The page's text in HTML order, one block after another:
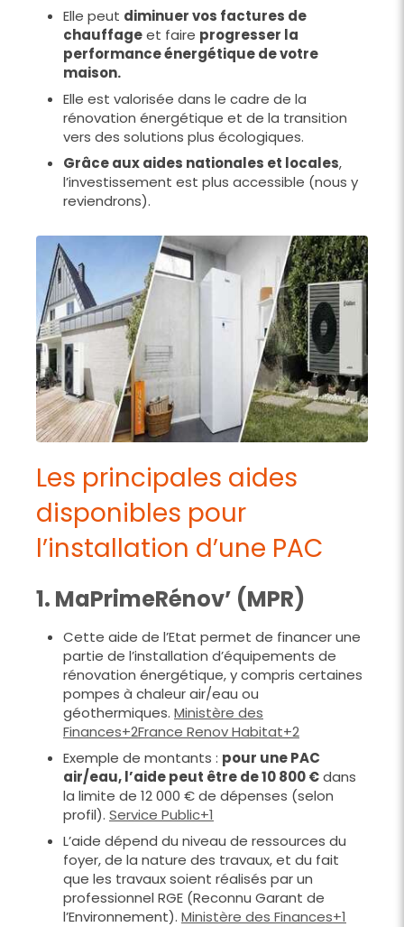
Elle peut diminuer vos factures de
chauffageet faire progresser la
performance énergétique de votre
maison.
Elle est valorisée dans le cadre de la
rénovation énergétique et de la transition
vers des solutions plus écologiques.
Grâce aux aides nationales et locales,
l’investissement est plus accessible (nous y
reviendrons).
Les principales aides
disponibles pour
l’installation d’une PAC
1. MaPrimeRénov’ (MPR)
Cette aide de l’Etat permet de financer une
partie de l’installation d’équipements de
rénovation énergétique, y compris certaines
pompes à chaleur air/eau ou
géothermiques. Ministère des
Finances+2France Renov Habitat+2
Exemple de montants : pour une PAC
air/eau, l’aide peut être de 10 800 €dans
la limite de 12 000 € de dépenses (selon
profil). Service Public+1
L’aide dépend du niveau de ressources du
foyer, de la nature des travaux, et du fait
que les travaux soient réalisés par un
professionnel RGE (Reconnu Garant de
l’Environnement). Ministère des Finances+1